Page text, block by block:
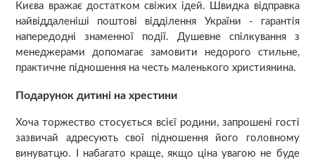
Києва вражає достатком свіжих ідей. Швидка відправка
найвіддаленіші поштові відділення України - гарантія
напередодні знаменної події. Душевне спілкування з
менеджерами допомагає замовити недорого стильне,
практичне підношення на честь маленького християнина.
Подарунок дитині на хрестини
Хоча торжество стосується всієї родини, запрошені гості
зазвичай адресують свої підношення його головному
винуватцю. І набагато краще, якщо ціна увагою не буде